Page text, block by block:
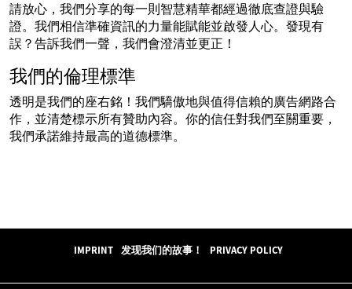
請放心，我們分享的每一則智慧精華都經過徹底查證與驗
證。我們相信準確資訊的力量能賦能並啟發人心。發現有
誤？告訴我們一聲，我們會澄清並更正！
我們的倫理標準
透明是我們的座右銘！我們驕傲地與值得信賴的廣告網路合
作，並清楚標示所有贊助內容。你的信任對我們至關重要，
我們承諾維持最高的道德標準。
IMPRINT 发现我们的故事！ PRIVACY POLICY